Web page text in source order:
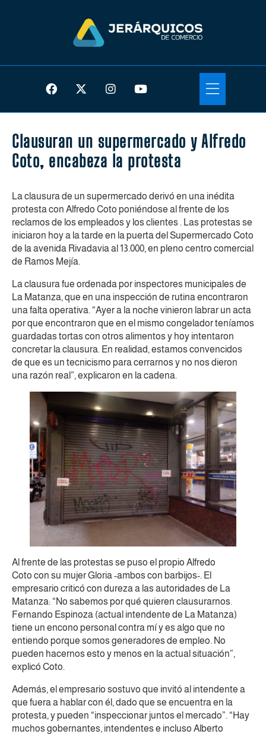
Clausuran un supermercado y Alfredo
Coto, encabeza la protesta
La clausura de un supermercado derivó en una inédita
protesta con Alfredo Coto poniéndose al frente de los
reclamos de los empleados y los clientes . Las protestas se
iniciaron hoy a la tarde en la puerta del Supermercado Coto
de la avenida Rivadavia al 13.000, en pleno centro comercial
de Ramos Mejía.
La clausura fue ordenada por inspectores municipales de
La Matanza, que en una inspección de rutina encontraron
una falta operativa. “Ayer a la noche vinieron labrar un acta
por que encontraron que en el mismo congelador teníamos
guardadas tortas con otros alimentos y hoy intentaron
concretar la clausura. En realidad, estamos convencidos
de que es un tecnicismo para cerrarnos y no nos dieron
una razón real”, explicaron en la cadena.
Al frente de las protestas se puso el propio Alfredo
Coto con su mujer Gloria -ambos con barbijos-. El
empresario criticó con dureza a las autoridades de La
Matanza: “No sabemos por qué quieren clausurarnos.
Fernando Espinoza (actual intendente de La Matanza)
tiene un encono personal contra mí y es algo que no
entiendo porque somos generadores de empleo. No
pueden hacernos esto y menos en la actual situación”,
explicó Coto.
Además, el empresario sostuvo que invitó al intendente a
que fuera a hablar con él, dado que se encuentra en la
protesta, y pueden “inspeccionar juntos el mercado”. “Hay
muchos gobernantes, intendentes e incluso Alberto